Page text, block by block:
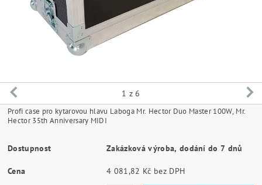
1 z 6
Profi case pro kytarovou hlavu Laboga Mr. Hector Duo Master 100W, Mr.
Hector 35th Anniversary MIDI
Dostupnost Zakázková výroba, dodání do 7 dnů
Cena 4 081,82 Kč bez DPH